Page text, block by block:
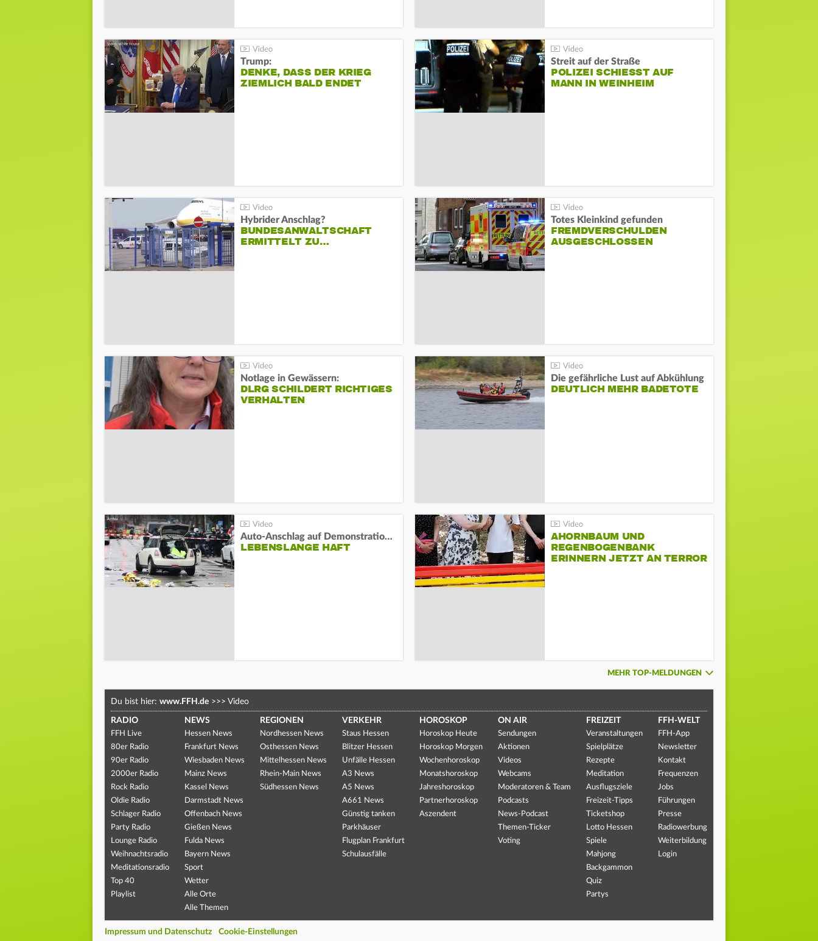
Trump:
DENKE, DASS DER KRIEG
ZIEMLICH BALD ENDET
Streit auf der Straße
POLIZEI SCHIESST AUF M
ANN IN WEINHEIM
Hybrider Anschlag?
BUNDESANWALTSCHAFT
ERMITTELT ZU…
Totes Kleinkind gefunden
FREMDVERSCHULDEN
AUSGESCHLOSSEN
Notlage in Gewässern:
DLRG SCHILDERT RICHTIGES
VERHALTEN
Die gefährliche Lust auf Abkühlung
DEUTLICH MEHR BADETOTE
Auto-Anschlag auf Demonstration in München:
LEBENSLANGE HAFT
AHORNBAUM UND
REGENBOGENBANK
ERINNERN JETZT AN TERROR
MEHR TOP-MELDUNGEN
Du bist hier: www.FFH.de >>> Video
RADIO
FFH Live
80er Radio
90er Radio
2000er Radio
Rock Radio
Oldie Radio
Schlager Radio
Party Radio
Lounge Radio
Weihnachtsradio
Meditationsradio
Top 40
Playlist
NEWS
Hessen News
Frankfurt News
Wiesbaden News
Mainz News
Kassel News
Darmstadt News
Offenbach News
Gießen News
Fulda News
Bayern News
Sport
Wetter
Alle Orte
Alle Themen
REGIONEN
Nordhessen News
Osthessen News
Mittelhessen News
Rhein-Main News
Südhessen News
VERKEHR
Staus Hessen
Blitzer Hessen
Unfälle Hessen
A3 News
A5 News
A661 News
Günstig tanken
Parkhäuser
Flugplan Frankfurt
Schulausfälle
HOROSKOP
Horoskop Heute
Horoskop Morgen
Wochenhoroskop
Monatshoroskop
Jahreshoroskop
Partnerhoroskop
Aszendent
ON AIR
Sendungen
Aktionen
Videos
Webcams
Moderatoren & Team
Podcasts
News-Podcast
Themen-Ticker
Voting
FREIZEIT
Veranstaltungen
Spielplätze
Rezepte
Meditation
Ausflugsziele
Freizeit-Tipps
Ticketshop
Lotto Hessen
Spiele
Mahjong
Backgammon
Quiz
Partys
FFH-WELT
FFH-App
Newsletter
Kontakt
Frequenzen
Jobs
Führungen
Presse
Radiowerbung
Weiterbildung
Login
Impressum und Datenschutz Cookie-Einstellungen